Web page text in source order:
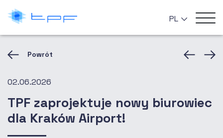
Powrót
02.06.2026
TPF zaprojektuje nowy biurowiec
dla Kraków Airport!
PL